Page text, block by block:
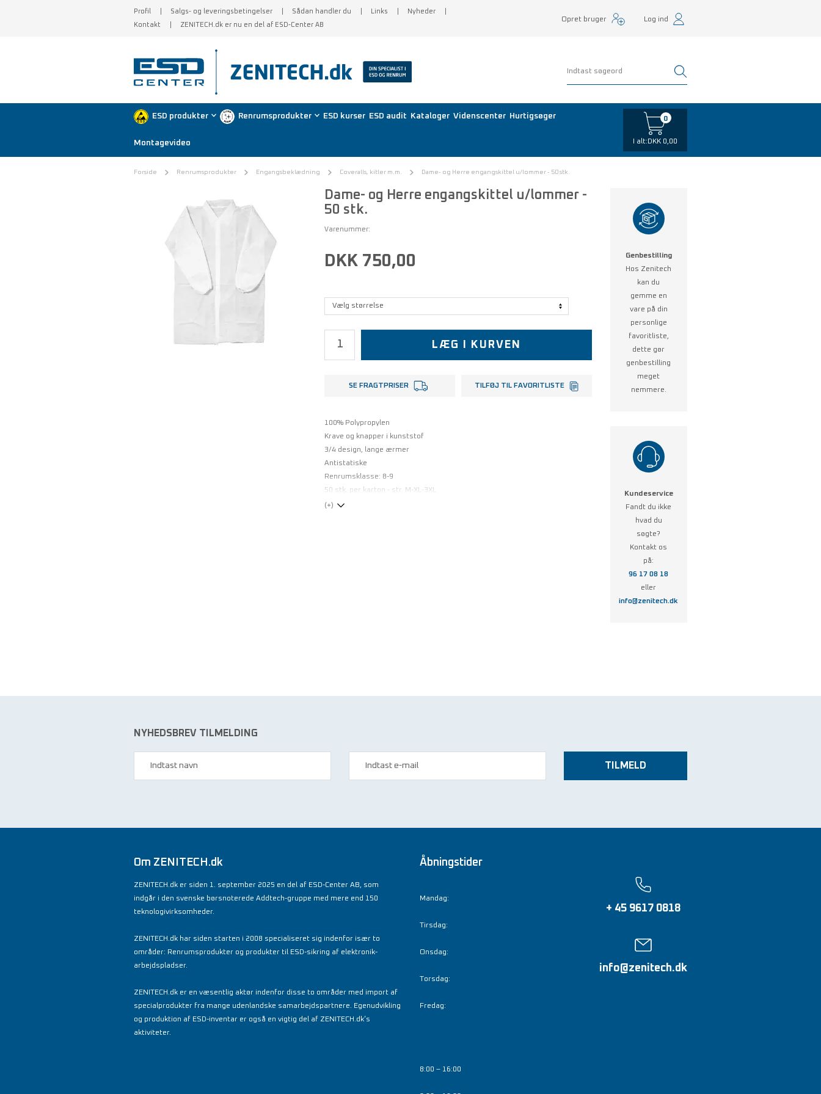
Profil Salgs- og leveringsbetingelser Sådan handler du Links
Nyheder
Kontakt
ZENITECH.dk er nu en del af ESD-Center AB
Opret bruger Log ind
ESD produkter Renrumsprodukter ESD kurser ESD audit Kataloger Videnscenter Hurtigsøger
Montagevideo
0
I alt: DKK 0,00
Forside Renrumsprodukter Engangsbeklædning Coveralls, kitler m.m. Dame- og Herre engangskittel u/lommer - 50 stk.
Dame- og Herre engangskittel u/lommer -
50 stk.
Varenummer:
DKK 750,00
LÆG I KURVEN
SE FRAGTPRISER TILFØJ TIL FAVORITLISTE
100% Polypropylen
Krave og knapper i kunststof
3/4 design, lange ærmer
Antistatiske
Renrumsklasse: 8-9
50 stk. per karton - str. M-XL-3XL
(+)
Genbestilling
Hos Zenitech
kan du
gemme en
vare på din
personlige
favoritliste,
dette gør
genbestilling
meget
nemmere.
Kundeservice
Fandt du ikke
hvad du
søgte?
Kontakt os
på:
96 17 08 18
eller
info@zenitech.dk
NYHEDSBREV TILMELDING
TILMELD
Om ZENITECH.dk
ZENITECH.dk er siden 1. september 2025 en del af ESD-Center AB, som
indgår i den svenske børsnoterede Addtech-gruppe med mere end 150
teknologivirksomheder.
ZENITECH.dk har siden starten i 2008 specialiseret sig indenfor især to
områder: Renrumsprodukter og produkter til ESD-sikring af elektronik-
arbejdspladser.
ZENITECH.dk er en væsentlig aktør indenfor disse to områder med import af
specialprodukter fra mange udenlandske samarbejdspartnere. Egenudvikling
og produktion af ESD-inventar er også en vigtig del af ZENITECH.dk’s
aktiviteter.
Åbningstider
Mandag:
Tirsdag:
Onsdag:
Torsdag:
Fredag:
8:00 – 16:00
+ 45 9617 0818
info@zenitech.dk